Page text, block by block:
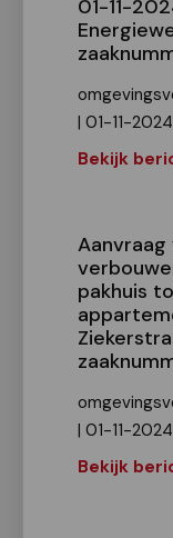
01-11-
| 01-11-2024
Bekijk
pakhuis
| 01-11-2024
Bekijk